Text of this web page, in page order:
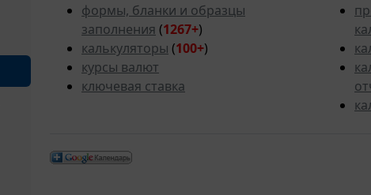
формы, бланки и образцы
заполнения (1267+)
калькуляторы (100+)
курсы валют
ключевая ставка